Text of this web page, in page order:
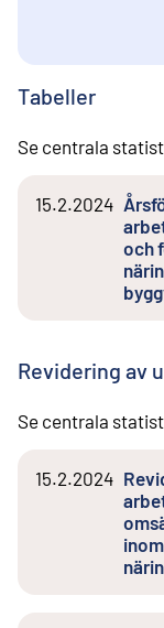
Tabeller
Se centrala
15.2.2024
och
Revidering av
Se centrala
15.2.2024